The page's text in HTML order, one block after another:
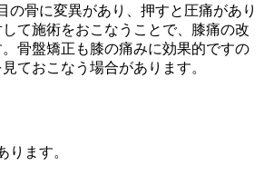
の骨に変異があり、押すと圧痛があり
て施術をおこなうことで、膝痛の改
骨盤矯正も膝の痛みに効果的ですの
ておこなう場合があります。
ます。